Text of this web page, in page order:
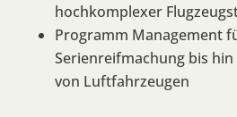
hochkomplexer
Programm Management
Serienreifmachung bis
von Luftfahrzeugen